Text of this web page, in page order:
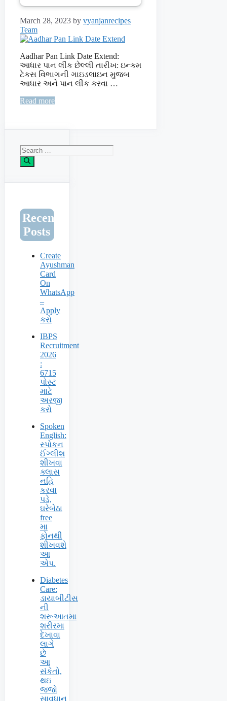
March 28, 2023 by vyanjanrecipes
Team
Aadhar Pan Link Date Extend:
આધાર પાન લીંક છેલ્લી તારીખ: ઇન્કમ
ટેકસ વિભાગની ગાઇડલાઇન મુજબ
આધાર અને પાન લીંક કરવા …
Read more
Search
for:
Recent
Posts
Create
Ayushman
Card
On
WhatsApp
–
Apply
કરો
IBPS
Recruitment
2026
:
6715
પોસ્ટ
માટે
અરજી
કરો
Spoken
English:
સ્પોકન
ઈંગ્લીશ
શીખવા
ક્લાસ
નહિ
કરવા
પડે,
ઘરેબેઠા
free
મા
ફોનથી
શીખવશે
આ
એપ.
Diabetes
Care:
ડાયાબીટીસ
ની
શરૂઆતમા
શરીરમા
દેખાવા
લાગે
છે
આ
સંકેતો,
થઇ
જજો
સાવધાન